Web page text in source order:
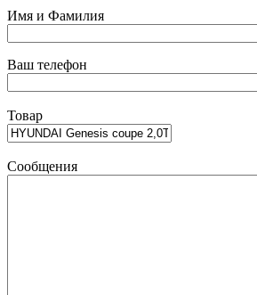
Имя и Фамилия
Ваш телефон
Товар
Сообщения